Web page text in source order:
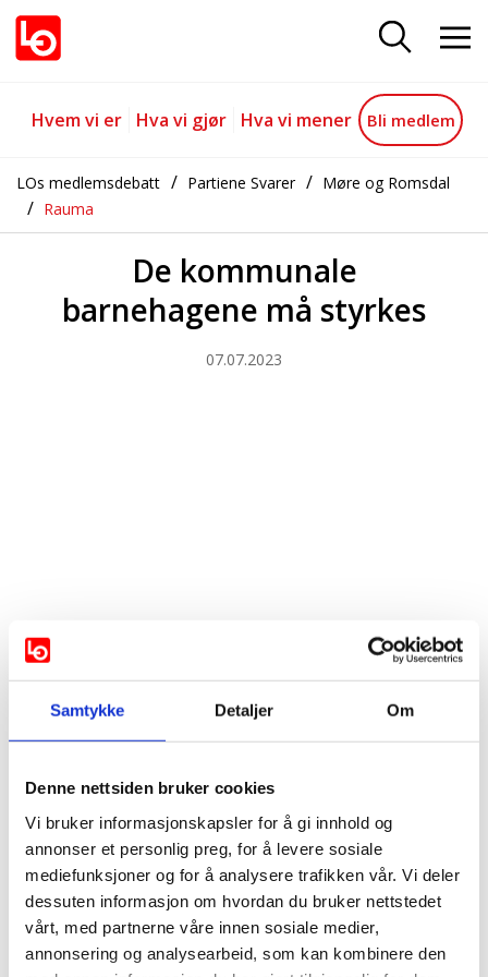
Samtykke Detaljer Om
Denne nettsiden bruker cookies
Vi bruker informasjonskapsler for å gi innhold og
annonser et personlig preg, for å levere sosiale
mediefunksjoner og for å analysere trafikken vår. Vi deler
dessuten informasjon om hvordan du bruker nettstedet
vårt, med partnerne våre innen sosiale medier,
annonsering og analysearbeid, som kan kombinere den
De kommunale barnehagene
Gå til hovedinnhold
Gå til navigasjon
Hvem vi er Hva vi gjør Hva vi mener Bli medlem
LOs medlemsdebatt Partiene Svarer
Møre og Romsdal
Rauma
De kommunale
barnehagene må styrkes
07.07.2023
Vis mer
SV
Industri- og Næringspartiet
Støttes ikke av:
AP